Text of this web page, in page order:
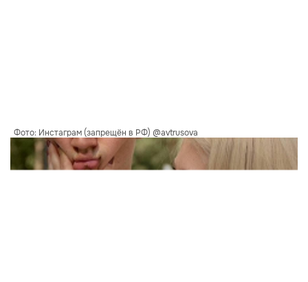
Фото: Инстаграм (запрещён в РФ) @avtrusova